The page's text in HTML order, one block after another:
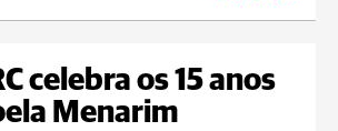
celebra os 15 anos
Menarim